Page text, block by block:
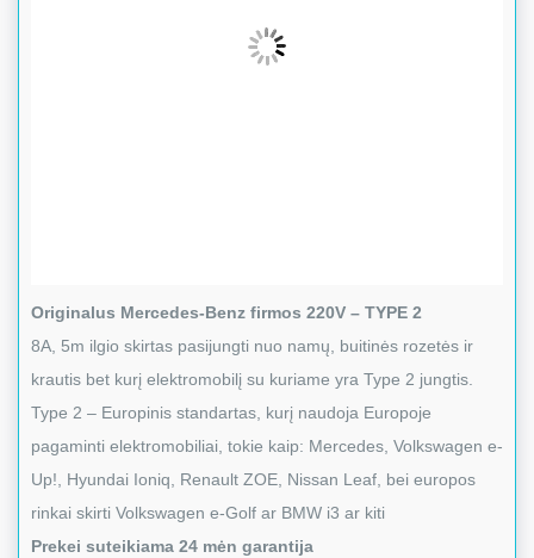
Originalus Mercedes-Benz firmos 220V – TYPE 2
8A, 5m ilgio skirtas pasijungti nuo namų, buitinės rozetės ir
krautis bet kurį elektromobilį su kuriame yra Type 2 jungtis.
Type 2 – Europinis standartas, kurį naudoja Europoje
pagaminti elektromobiliai, tokie kaip: Mercedes, Volkswagen e-
Up!, Hyundai Ioniq, Renault ZOE, Nissan Leaf, bei europos
rinkai skirti Volkswagen e-Golf ar BMW i3 ar kiti
Prekei suteikiama 24 mėn garantija